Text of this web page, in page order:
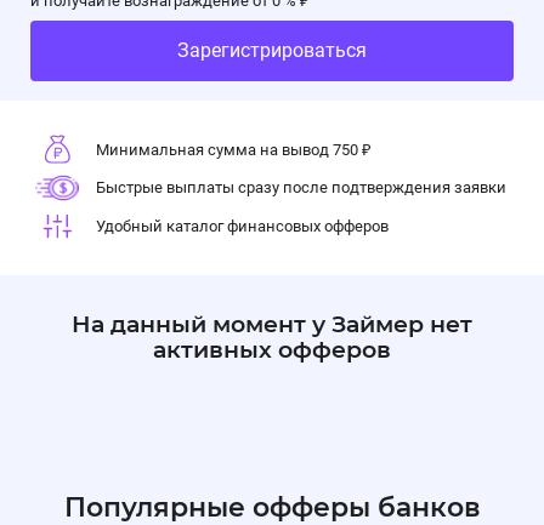
Зарегистрироваться
Минимальная сумма на вывод 750 ₽
Быстрые выплаты сразу после подтверждения заявки
Удобный каталог финансовых офферов
На данный момент у Займер нет
активных офферов
Популярные офферы банков